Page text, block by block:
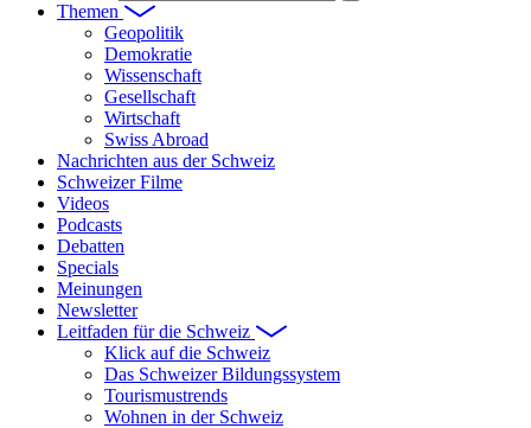
Themen
Geopolitik
Demokratie
Wissenschaft
Gesellschaft
Wirtschaft
Swiss Abroad
Nachrichten aus der Schweiz
Schweizer Filme
Videos
Podcasts
Debatten
Specials
Meinungen
Newsletter
Leitfaden für die Schweiz
Klick auf die Schweiz
Das Schweizer Bildungssystem
Tourismustrends
Wohnen in der Schweiz